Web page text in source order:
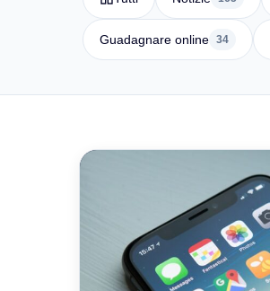
Guadagnare online 34